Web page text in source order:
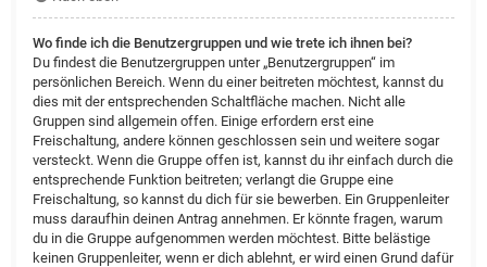
Wo finde ich die Benutzergruppen und wie trete ich ihnen bei?
Du findest die Benutzergruppen unter „Benutzergruppen“ im
persönlichen Bereich. Wenn du einer beitreten möchtest, kannst du
dies mit der entsprechenden Schaltfläche machen. Nicht alle
Gruppen sind allgemein offen. Einige erfordern erst eine
Freischaltung, andere können geschlossen sein und weitere sogar
versteckt. Wenn die Gruppe offen ist, kannst du ihr einfach durch die
entsprechende Funktion beitreten; verlangt die Gruppe eine
Freischaltung, so kannst du dich für sie bewerben. Ein Gruppenleiter
muss daraufhin deinen Antrag annehmen. Er könnte fragen, warum
du in die Gruppe aufgenommen werden möchtest. Bitte belästige
keinen Gruppenleiter, wenn er dich ablehnt, er wird einen Grund dafür